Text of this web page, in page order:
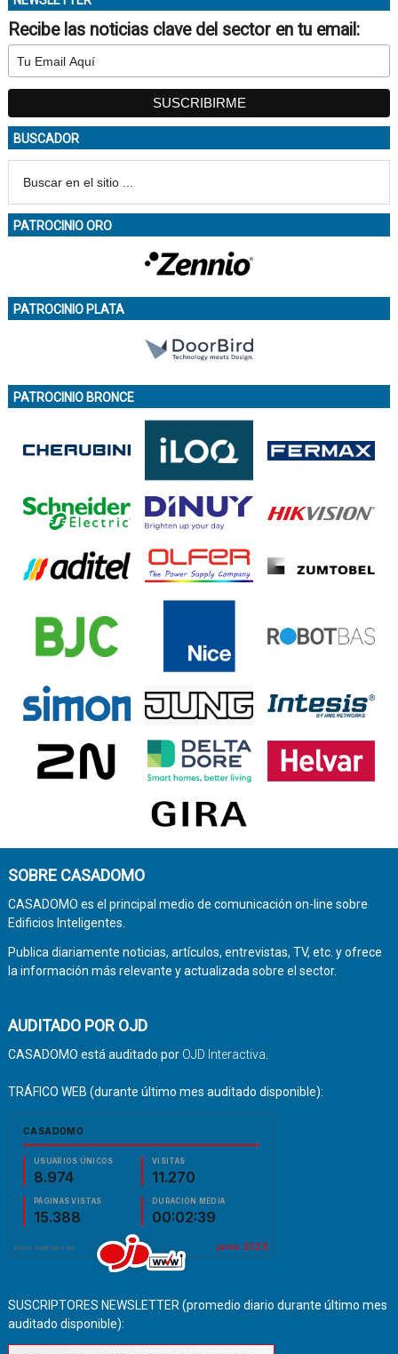
Recibe las noticias clave del sector en tu email:
BUSCADOR
PATROCINIO ORO
PATROCINIO PLATA
PATROCINIO BRONCE
SOBRE CASADOMO
CASADOMO es el principal medio de comunicación on-line sobre
Edificios Inteligentes.
Publica diariamente noticias, artículos, entrevistas, TV, etc. y ofrece
la información más relevante y actualizada sobre el sector.
AUDITADO POR OJD
CASADOMO está auditado por OJD Interactiva
TRÁFICO WEB (durante último mes auditado disponible):
SUSCRIPTORES NEWSLETTER (promedio diario durante último mes
auditado disponible):